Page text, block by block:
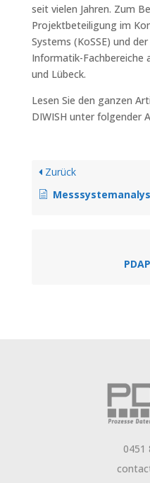
seit vielen Jahren. Zum
Projektbeteiligung im
Systems (KoSSE) und
Informatik-Fachbereiche
und Lübeck.
Lesen Sie den ganzen
DIWISH unter folgender
Zurück
0451